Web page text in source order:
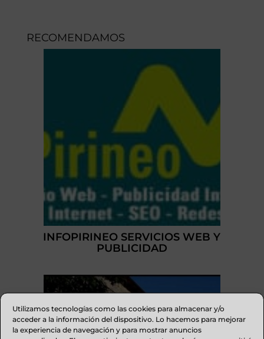
Utilizamos tecnologías como las cookies para almacenar y/o
acceder a la información del dispositivo. Lo hacemos para mejorar
la experiencia de navegación y para mostrar anuncios
RECOMENDAMOS
INFOPIRINEO SERVICIOS WEB Y
PUBLICIDAD